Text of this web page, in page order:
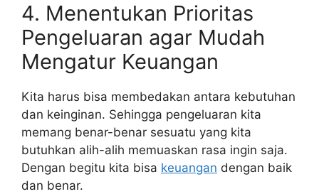
4. Menentukan Prioritas
Pengeluaran agar Mudah
Mengatur Keuangan
Kita harus bisa membedakan antara kebutuhan
dan keinginan. Sehingga pengeluaran kita
memang benar-benar sesuatu yang kita
butuhkan alih-alih memuaskan rasa ingin saja.
Dengan begitu kita bisa keuangan dengan baik
dan benar.